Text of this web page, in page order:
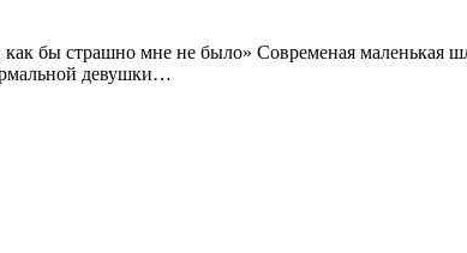
бы страшно мне не было» Современая
девушки…